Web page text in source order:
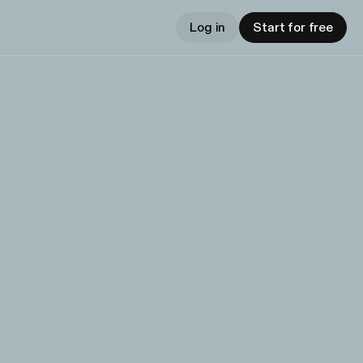
Log in Start for free